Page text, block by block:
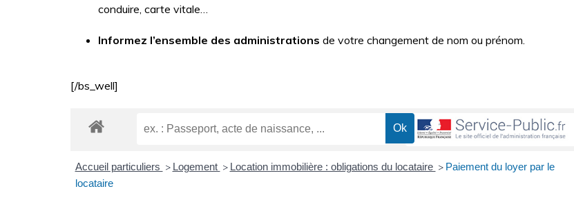
conduire, carte vitale…
Informez l’ensemble des administrations de votre changement de nom ou prénom.
[/bs_well]
Accueil particuliers > Logement > Location immobilière : obligations du locataire > Paiement du loyer par le
locataire